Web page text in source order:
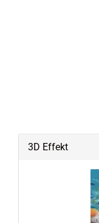
3D Effekt